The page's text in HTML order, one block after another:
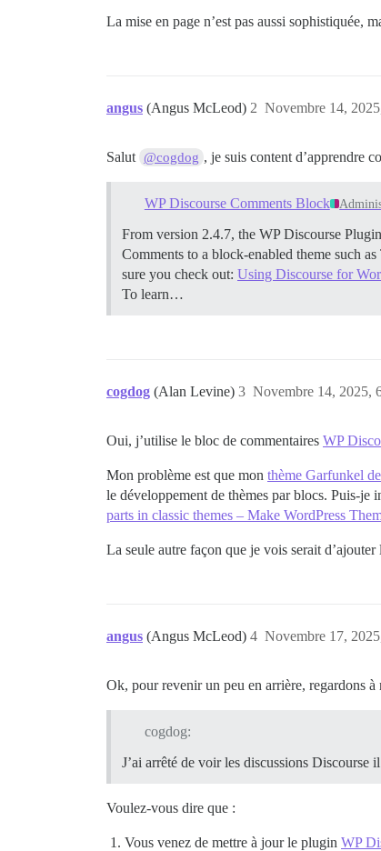
La mise en page n’est pas aussi sophistiquée,
angus (Angus McLeod) Novembre 14,
2
Salut @cogdog , je suis content d’apprendre
WP Discourse Comments Block
From version 2.4.7, the WP Discourse
Comments to a block-enabled theme such
sure you check out: Using Discourse for
To learn…
cogdog (Alan Levine) Novembre 14, 2025,
3
Oui, j’utilise le bloc de commentaires WP
Mon problème est que mon thème Garfunkel
le développement de thèmes par blocs. Puis-je
parts in classic themes – Make WordPress
La seule autre façon que je vois serait
angus (Angus McLeod) Novembre 17,
4
Ok, pour revenir un peu en arrière, regardons
cogdog:
J’ai arrêté de voir les discussions Discourse
Voulez-vous dire que :
Vous venez de mettre à jour le plugin WP